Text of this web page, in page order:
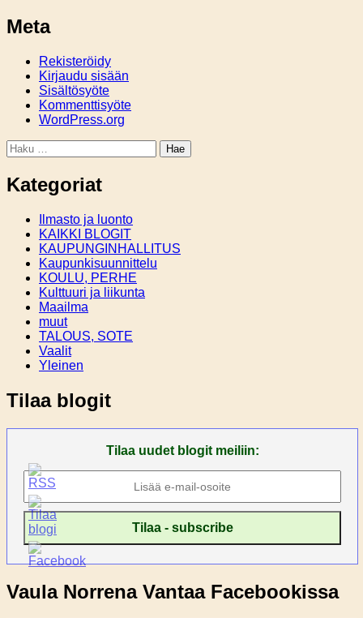
Meta
Rekisteröidy
Kirjaudu sisään
Sisältösyöte
Kommenttisyöte
WordPress.org
Haku:
Kategoriat
Ilmasto ja luonto
KAIKKI BLOGIT
KAUPUNGINHALLITUS
Kaupunkisuunnittelu
KOULU, PERHE
Kulttuuri ja liikunta
Maailma
muut
TALOUS, SOTE
Vaalit
Yleinen
Tilaa blogit
Tilaa uudet blogit meiliin:
Vaula Norrena Vantaa Facebookissa